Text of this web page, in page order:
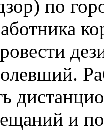
по
и